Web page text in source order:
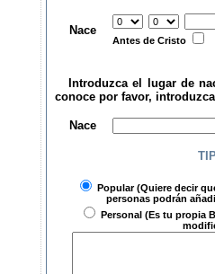
Nace
Antes de Cristo
Introduzca el lugar de
conoce por favor,
Nace
Popular(Quiere decir
personas podrán
Personal (Es tu propia